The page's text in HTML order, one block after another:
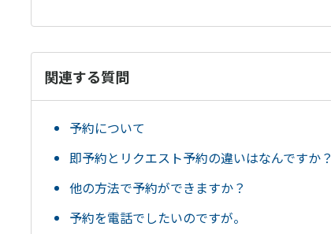
関連する質問
予約について
即予約とリクエスト予約の違いはなんですか？
他の方法で予約ができますか？
予約を電話でしたいのですが。